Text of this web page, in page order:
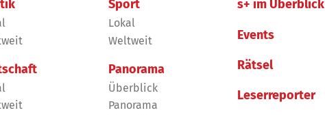
Sport
Lokal
Weltweit
Panorama
Überblick
Panorama
s+ im Überblick
Events
Rätsel
Leserreporter